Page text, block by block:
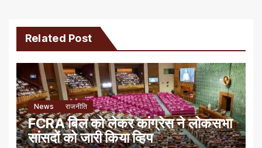
Related Post
News राजनीति
FCRA बिल को लेकर कांग्रेस ने लोकसभा
सांसदों को जारी किया व्हिप